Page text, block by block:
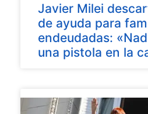
Javier Milei
de ayuda para
endeudadas:
una pistola en la